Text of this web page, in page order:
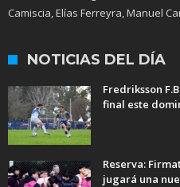
Camiscia, Elías Ferreyra, Manuel
NOTICIAS DEL DÍA
Fredriksson
final este
Reserva:
jugará una